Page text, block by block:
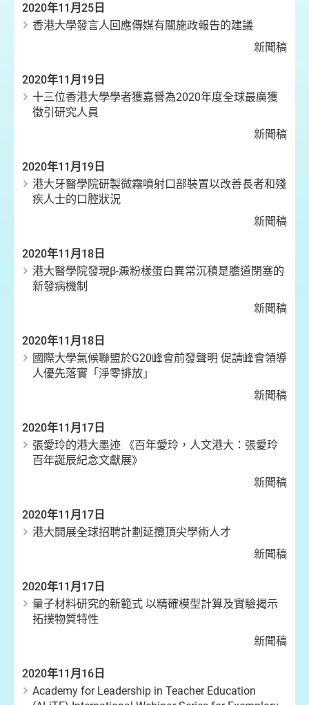
2020年11月25日
香港大學發言人回應傳媒有關施政報告的建議
新聞稿
2020年11月19日
十三位香港大學學者獲嘉譽為2020年度全球最廣獲
徵引研究人員
新聞稿
2020年11月19日
港大牙醫學院研製微霧噴射口部裝置以改善長者和殘
疾人士的口腔狀況
新聞稿
2020年11月18日
港大醫學院發現β-澱粉樣蛋白異常沉積是膽道閉塞的
新發病機制
新聞稿
2020年11月18日
國際大學氣候聯盟於G20峰會前發聲明 促請峰會領導
人優先落實「淨零排放」
新聞稿
2020年11月17日
張愛玲的港大墨迹 《百年愛玲，人文港大：張愛玲
百年誕辰紀念文獻展》
新聞稿
2020年11月17日
港大開展全球招聘計劃延攬頂尖學術人才
新聞稿
2020年11月17日
量子材料研究的新範式 以精確模型計算及實驗揭示
拓撲物質特性
新聞稿
2020年11月16日
Academy for Leadership in Teacher Education